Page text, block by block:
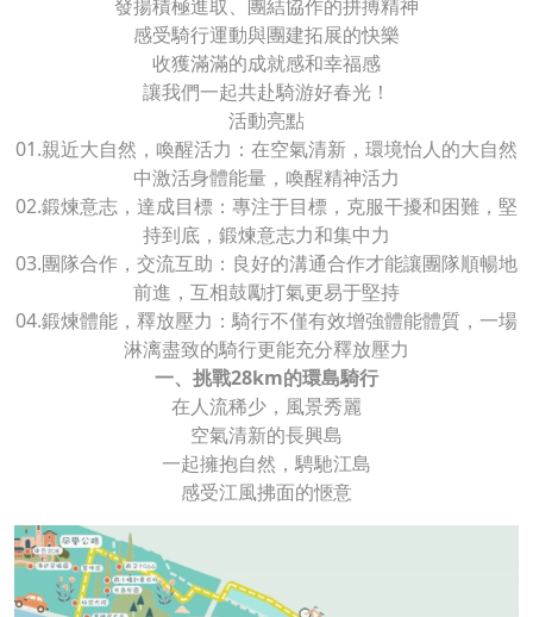
發揚積極進取、團結協作的拼搏精神
感受騎行運動與團建拓展的快樂
收獲滿滿的成就感和幸福感
讓我們一起共赴騎游好春光！
活動亮點
01.親近大自然，喚醒活力：在空氣清新，環境怡人的大自然
中激活身體能量，喚醒精神活力
02.鍛煉意志，達成目標：專注于目標，克服干擾和困難，堅
持到底，鍛煉意志力和集中力
03.團隊合作，交流互助：良好的溝通合作才能讓團隊順暢地
前進，互相鼓勵打氣更易于堅持
04.鍛煉體能，釋放壓力：騎行不僅有效增強體能體質，一場
淋漓盡致的騎行更能充分釋放壓力
一、挑戰28km的環島騎行
在人流稀少，風景秀麗
空氣清新的長興島
一起擁抱自然，騁馳江島
感受江風拂面的愜意